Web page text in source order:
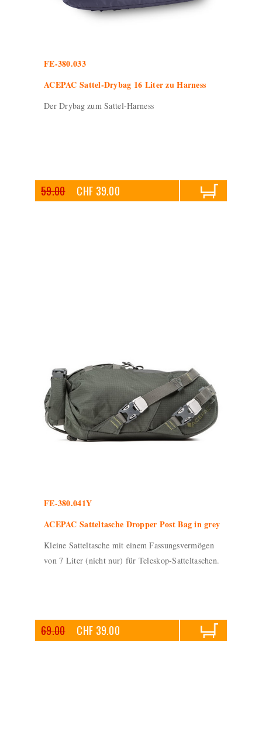
FE-380.033
ACEPAC Sattel-Drybag 16 Liter zu Harness
Der Drybag zum Sattel-Harness
59.00 CHF 39.00
FE-380.041Y
ACEPAC Satteltasche Dropper Post Bag in grey
Kleine Satteltasche mit einem Fassungsvermögen
von 7 Liter (nicht nur) für Teleskop-Satteltaschen.
69.00 CHF 39.00